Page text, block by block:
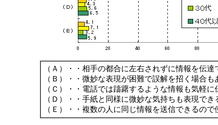
（Ａ）・・相手の都合に左右されずに情報を伝達
（Ｂ）・・微妙な表現が困難で誤解を招く場合も
（Ｃ）・・電話では躊躇するような情報も気軽に
（Ｄ）・・手紙と同様に微妙な気持ちも表現でき
（Ｅ）・・複数の人に同じ情報を送信できるので